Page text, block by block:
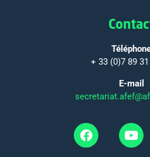
+ 33 (0)7 89
E-mail